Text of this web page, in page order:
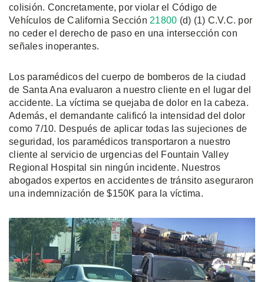
colisión. Concretamente, por violar el Código de
Vehículos de California Sección 21800 (d) (1) C.V.C. por
no ceder el derecho de paso en una intersección con
señales inoperantes.
Los paramédicos del cuerpo de bomberos de la ciudad
de Santa Ana evaluaron a nuestro cliente en el lugar del
accidente. La víctima se quejaba de dolor en la cabeza.
Además, el demandante calificó la intensidad del dolor
como 7/10. Después de aplicar todas las sujeciones de
seguridad, los paramédicos transportaron a nuestro
cliente al servicio de urgencias del Fountain Valley
Regional Hospital sin ningún incidente. Nuestros
abogados expertos en accidentes de tránsito aseguraron
una indemnización de $150K para la víctima.